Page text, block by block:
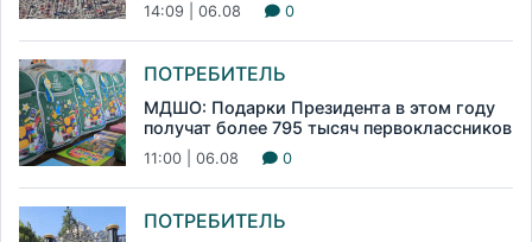
14:09 | 06.08 0
ПОТРЕБИТЕЛЬ
МДШО: Подарки Президента в этом году
получат более 795 тысяч первоклассников
11:00 | 06.08 0
ПОТРЕБИТЕЛЬ